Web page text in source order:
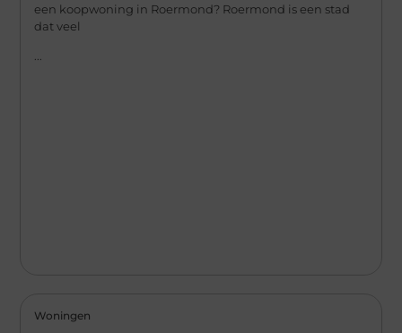
een koopwoning in Roermond? Roermond is een stad
dat veel
Woningen